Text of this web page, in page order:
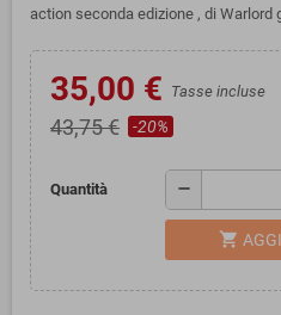
action seconda edizione , di Warlord
35,00 € Tasse incluse
43,75 € -20%
Quantità remove
shopping_cart